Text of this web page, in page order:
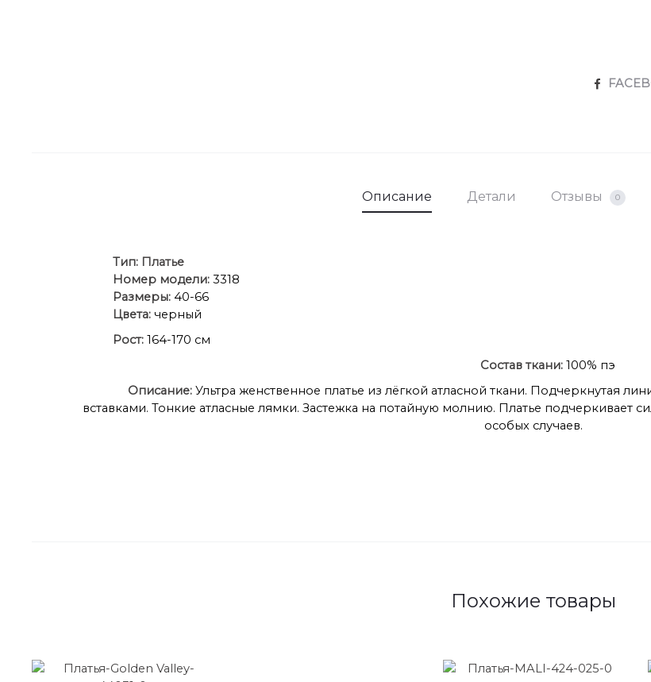
SHARE
Описание Детали Отзывы 0
Тип: Платье
Номер модели: 3318
Размеры: 40-66
Цвета: черный
Рост: 164-170 см
Состав ткани: 100% пэ
Описание: Ультра женственное платье из лёгкой атласной ткани. Подчеркнутая
вставками. Тонкие атласные лямки. Застежка на потайную молнию. Платье подчеркивает
особых случаев.
Похожие товары